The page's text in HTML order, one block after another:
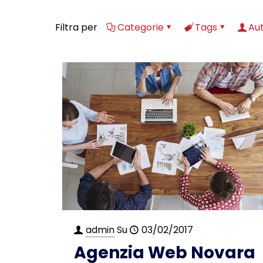
Filtra per Categorie Tags
adminSu 03/02/2017
Agenzia Web Novara